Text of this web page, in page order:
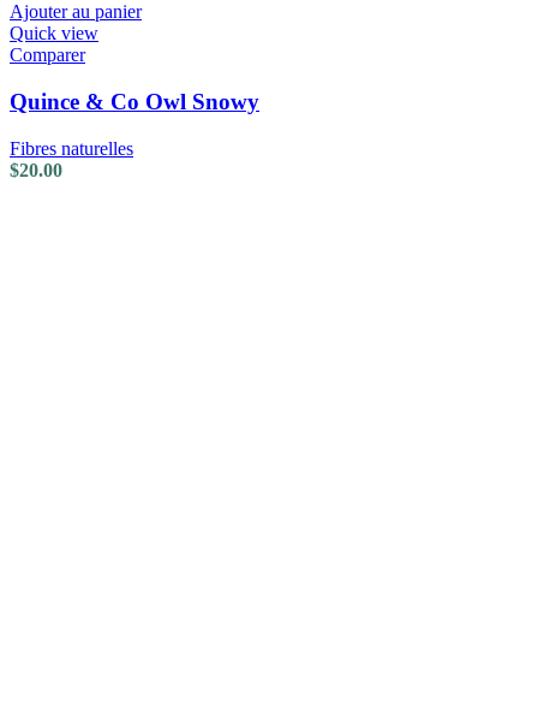
Ajouter au panier
Quick view
Comparer
Quince & Co Owl Snowy
Fibres naturelles
$20.00